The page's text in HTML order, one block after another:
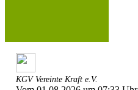
KGV Vereinte Kraft e.V.